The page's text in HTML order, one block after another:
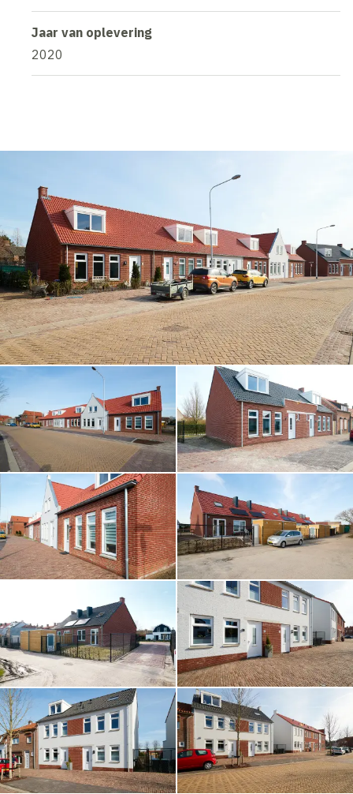
Jaar van oplevering
2020